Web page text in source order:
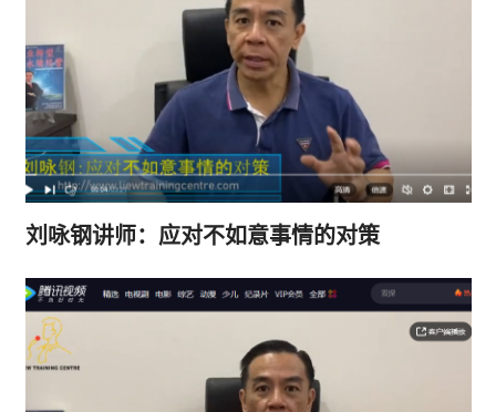
刘咏钢讲师：应对不如意事情的对策